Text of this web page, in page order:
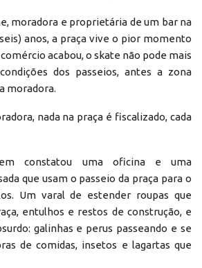
moradora e proprietária de um bar na
anos, a praça vive o pior momento
acabou, o skate não pode mais
dos passeios, antes a zona
moradora.
nada na praça é fiscalizado, cada
constatou uma oficina e uma
que usam o passeio da praça para o
Um varal de estender roupas que
entulhos e restos de construção, e
galinhas e perus passeando e se
de comidas, insetos e lagartas que